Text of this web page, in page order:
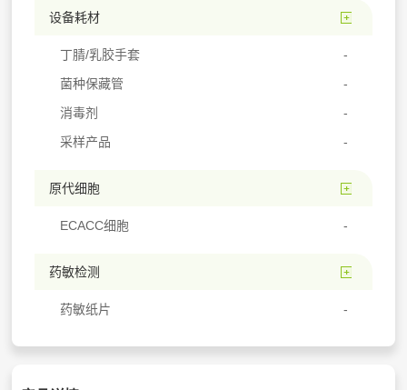
设备耗材
丁腈/乳胶手套
菌种保藏管
消毒剂
采样产品
原代细胞
ECACC细胞
药敏检测
药敏纸片